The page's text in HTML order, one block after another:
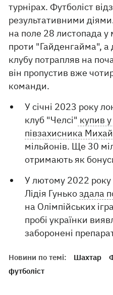
турнірах. Футболіст
результативними
на поле 28 листопада у
проти "Гайденгайма", а
клубу потрапляв на
він пропустив вже
команди.
У січні 2023 року
клуб "Челсі" купив
півзахисника
мільйонів. Ще 30
отримають як
У лютому 2022 року
Лідія Гунькоздала
на Олімпійських
пробі українки
заборонені
Новини по темі: Шахтар
футболіст